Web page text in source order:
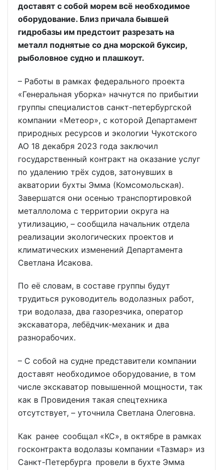
доставят с собой морем всё необходимое
оборудование. Близ причала бывшей
гидробазы им предстоит разрезать на
металл поднятые со дна морской буксир,
рыболовное судно и плаш­коут.
– Работы в рамках федерального проекта
«Генеральная уборка» начнутся по прибытии
группы специалистов санкт-петербургской
компании «Метеор», с которой Департамент
природных ресурсов и экологии Чукотского
АО 18 декабря 2023 года заключил
государственный контракт на оказание услуг
по удалению трёх судов, затонувших в
акватории бухты Эмма (Комсомольская).
Завершатся они осенью транспортировкой
металлолома с территории округа на
утилизацию, – сообщила начальник отдела
реализации экологических проектов и
климатических изменений Департамента
Светлана Исакова.
По её словам, в составе группы будут
трудиться руководитель водолазных работ,
три водолаза, два газорезчика, оператор
экскаватора, лебёдчик-механик и два
разнорабочих.
– С собой на судне представители компании
доставят необходимое оборудование, в том
числе экскаватор повышенной мощности, так
как в Провидения такая спецтехника
отсутствует, – уточнила Светлана Олеговна.
Как ранее сообщал «КС», в октябре в рамках
госконтракта водолазы компании «Тазмар» из
Санкт-Петербурга провели в бухте Эмма